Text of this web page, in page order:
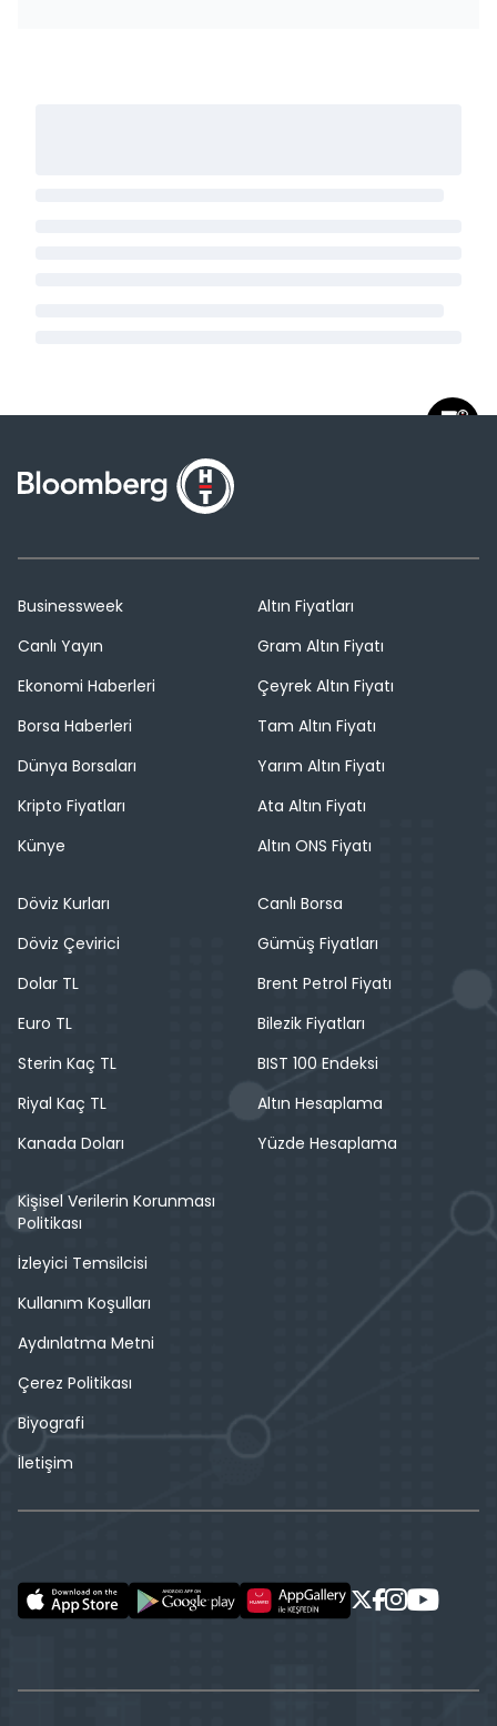
Businessweek
Canlı Yayın
Ekonomi Haberleri
Borsa Haberleri
Dünya Borsaları
Kripto Fiyatları
Künye
Altın Fiyatları
Gram Altın Fiyatı
Çeyrek Altın Fiyatı
Tam Altın Fiyatı
Yarım Altın Fiyatı
Ata Altın Fiyatı
Altın ONS Fiyatı
Döviz Kurları
Döviz Çevirici
Dolar TL
Euro TL
Sterin Kaç TL
Riyal Kaç TL
Kanada Doları
Canlı Borsa
Gümüş Fiyatları
Brent Petrol Fiyatı
Bilezik Fiyatları
BIST 100 Endeksi
Altın Hesaplama
Yüzde Hesaplama
Kişisel Verilerin Korunması
Politikası
İzleyici Temsilcisi
Kullanım Koşulları
Aydınlatma Metni
Çerez Politikası
Biyografi
İletişim